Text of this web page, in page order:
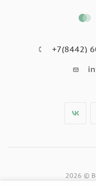
+7(8442)
2026 ©